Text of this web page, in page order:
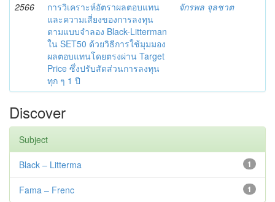
2566
การวิเคราะห์อัตราผลตอบแทน
และความเสี่ยงของการลงทุน
ตามแบบจำลอง Black-Litterman
ใน SET50 ด้วยวิธีการใช้มุมมอง
ผลตอบแทนโดยตรงผ่าน Target
Price ซึ่งปรับสัดส่วนการลงทุน
ทุก ๆ 1 ปี
จักรพล จุลชาต
Discover
Subject
1
Black – Litterma
1
Fama – Frenc